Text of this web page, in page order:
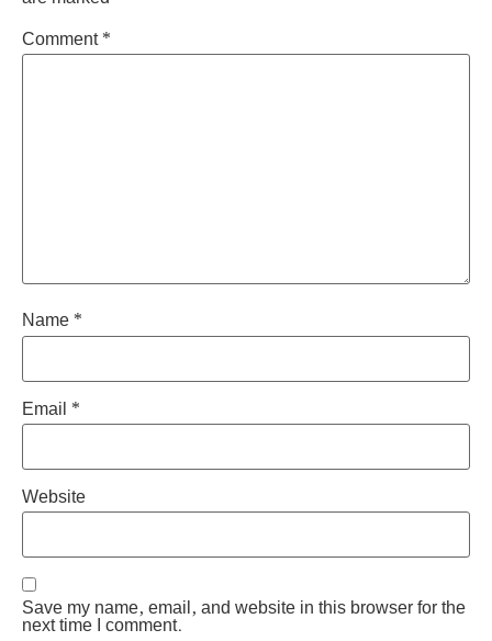
Comment*
Name *
Email *
Website
Save my name, email, and website in this browser for the
next time I comment.